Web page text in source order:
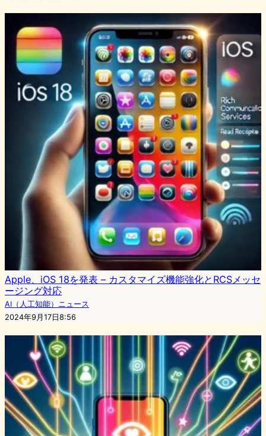
Apple、iOS 18を発表 – カスタマイズ機能強化とRCSメッセ
ージング対応
AI（人工知能）ニュース
2024年9月17日8:56